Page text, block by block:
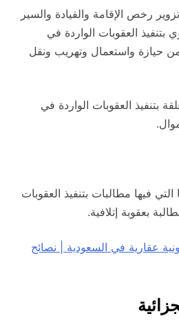
رخص الإقامة والقيادة والسير
بتنفيذ العقوبات الواردة في
من حيازة واستعمال وتهريب ونقل
بتنفيذ العقوبات الواردة في
فيها مطالبات بتنفيذ العقوبات
بعقوبة إتلافية.
عقارية في السعودية | نصائح